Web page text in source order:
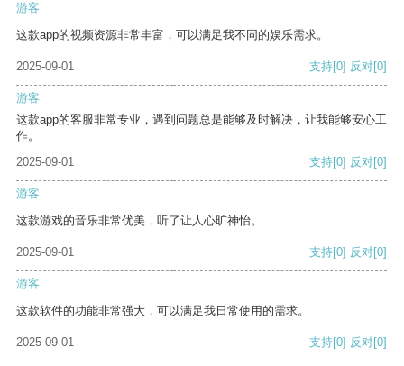
游客
这款app的视频资源非常丰富，可以满足我不同的娱乐需求。
2025-09-01 支持[0] 反对[0]
游客
这款app的客服非常专业，遇到问题总是能够及时解决，让我能够安心工
作。
2025-09-01
支持[0] 反对[0]
游客
这款游戏的音乐非常优美，听了让人心旷神怡。
2025-09-01 支持[0] 反对[0]
游客
这款软件的功能非常强大，可以满足我日常使用的需求。
2025-09-01 支持[0] 反对[0]